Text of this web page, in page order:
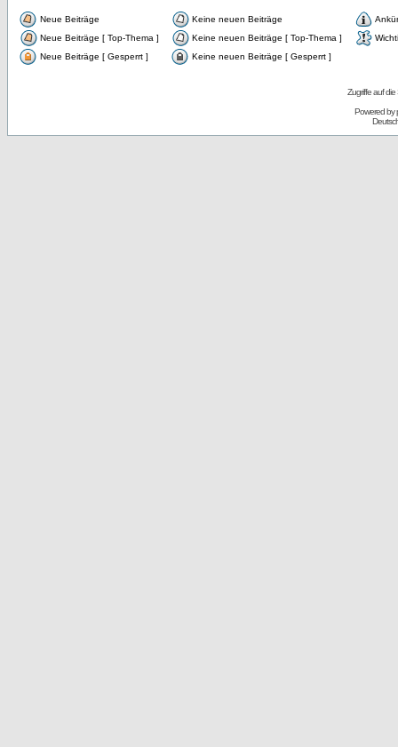
Neue Beiträge Keine neuen Beiträge
Neue Beiträge [ Top-Thema ]
Keine neuen Beiträge [ Top-Thema ]
Neue Beiträge [ Gesperrt ]
Keine neuen Beiträge [ Gesperrt ]
Zugriffe auf
Powered by